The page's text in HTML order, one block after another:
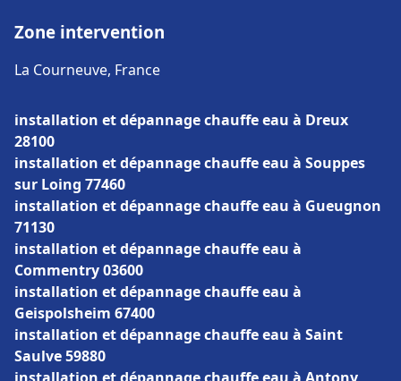
Zone intervention
La Courneuve, France
installation et dépannage chauffe eau à Dreux
28100
installation et dépannage chauffe eau à Souppes
sur Loing 77460
installation et dépannage chauffe eau à Gueugnon
71130
installation et dépannage chauffe eau à
Commentry 03600
installation et dépannage chauffe eau à
Geispolsheim 67400
installation et dépannage chauffe eau à Saint
Saulve 59880